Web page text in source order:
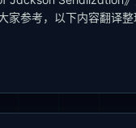
家参考，以下内容翻译整